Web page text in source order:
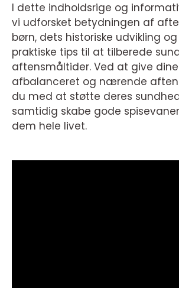
I dette indholdsrige og
vi udforsket betydningen af
børn, dets historiske udvikling
praktiske tips til at tilberede
aftensmåltider. Ved at give
afbalanceret og nærende
du med at støtte deres
samtidig skabe gode
dem hele livet.